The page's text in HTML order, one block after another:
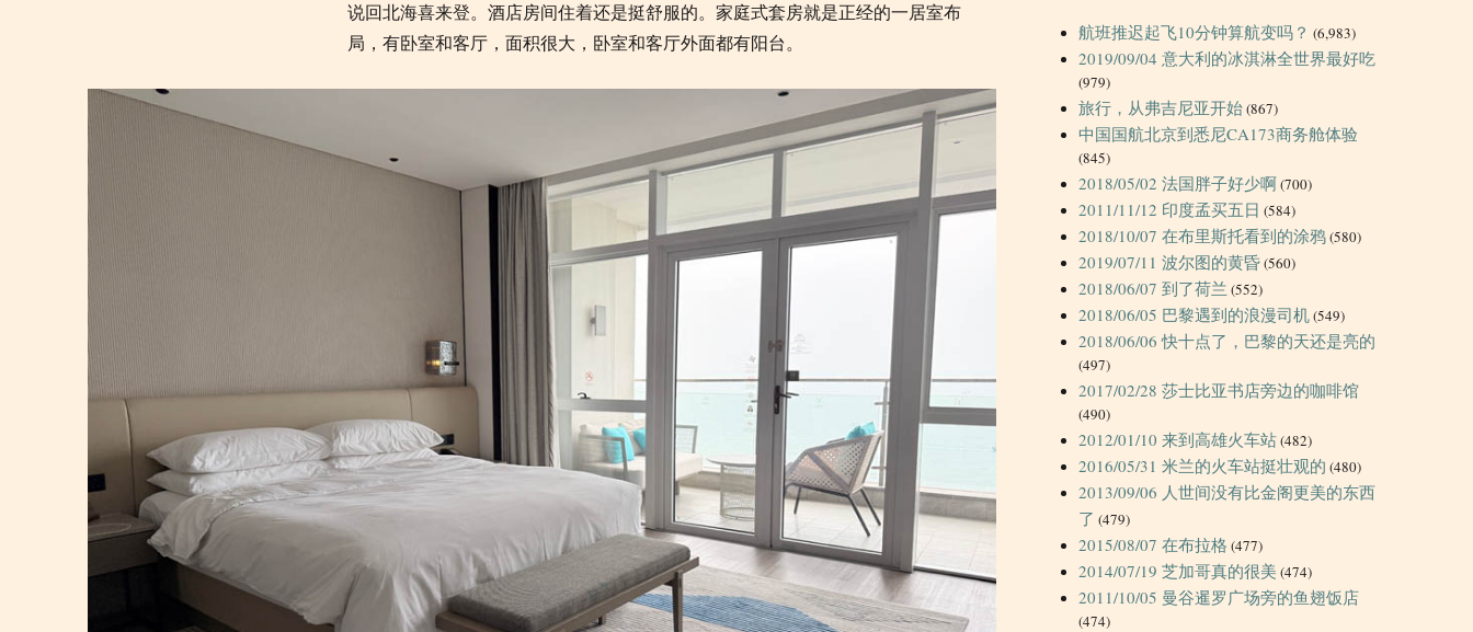
说回北海喜来登。酒店房间住着还是挺舒服的。家庭式套房就是正经的一居室布
局，有卧室和客厅，面积很大，卧室和客厅外面都有阳台。
航班推迟起飞10分钟算航变吗？ (6,983)
2019/09/04 意大利的冰淇淋全世界最好吃
(979)
旅行，从弗吉尼亚开始(867)
中国国航北京到悉尼CA173商务舱体验
(845)
2018/05/02 法国胖子好少啊(700)
2011/11/12 印度孟买五日 (584)
2018/10/07 在布里斯托看到的涂鸦(580)
2019/07/11 波尔图的黄昏(560)
2018/06/07 到了荷兰 (552)
2018/06/05 巴黎遇到的浪漫司机(549)
2018/06/06 快十点了，巴黎的天还是亮的
(497)
2017/02/28 莎士比亚书店旁边的咖啡馆
(490)
2012/01/10 来到高雄火车站(482)
2016/05/31 米兰的火车站挺壮观的 (480)
2013/09/06 人世间没有比金阁更美的东西
了 (479)
2015/08/07 在布拉格 (477)
2014/07/19 芝加哥真的很美 (474)
2011/10/05 曼谷暹罗广场旁的鱼翅饭店
(474)